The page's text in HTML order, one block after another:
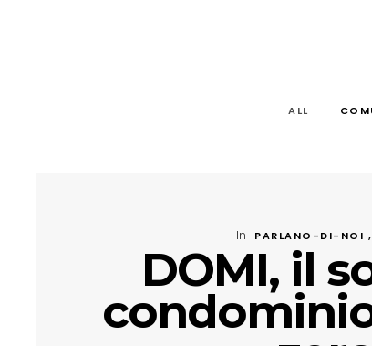
ALL
In PARLANO-DI-NOI
DOMI, il